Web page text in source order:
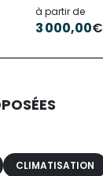
à partir de
3 000,00€
CLIMATISATION